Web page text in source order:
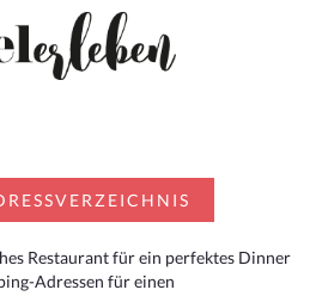
Restaurant für ein perfektes Dinner
Adressen für einen